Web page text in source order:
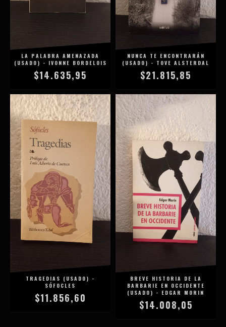
LA PALABRA AMENAZADA
(USADO) - IVONNE BORDELOIS
$14.635,95
NUNCA TE ENCONTRARÁN
(USADO) - TOVE ALSTERDAL
$21.815,85
TRAGEDIAS (USADO) -
SÓFOCLES
$11.856,60
BREVE HISTORIA DE LA
BARBARIE EN OCCIDENTE
(USADO) - EDGAR MORIN
$14.008,05